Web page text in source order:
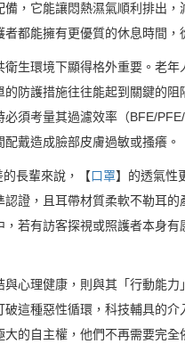
備，它能讓悶熱濕氣順利排出
都能擁有更優質的休息時間，
生環境下顯得格外重要。老
防護措施往往能起到關鍵的阻
須考量其過濾效率（BFE/
戴造成臉部皮膚過敏或搔癢。
長輩來說，【口罩】的透氣性
證，且耳帶材質柔軟不勒耳
若有訪客探視或照護者本身有
心理健康，則與其「行動能
這種惡性循環，科技輔具的
大的自主權，他們不再需要完